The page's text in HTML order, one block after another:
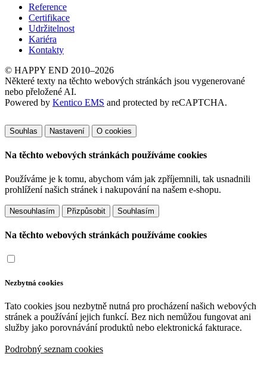
Reference
Certifikace
Udržitelnost
Kariéra
Kontakty
© HAPPY END 2010–2026
Některé texty na těchto webových stránkách jsou vygenerované
nebo přeložené AI.
Powered by Kentico EMS and protected by reCAPTCHA.
Souhlas Nastavení O cookies
Na těchto webových stránkách používáme cookies
Používáme je k tomu, abychom vám jak zpříjemnili, tak usnadnili
prohlížení našich stránek i nakupování na našem e-shopu.
Přizpůsobit
Na těchto webových stránkách používáme cookies
Nezbytná cookies
Tato cookies jsou nezbytně nutná pro procházení našich webových
stránek a používání jejich funkcí. Bez nich nemůžou fungovat ani
služby jako porovnávání produktů nebo elektronická fakturace.
Podrobný seznam cookies